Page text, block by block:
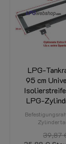
LPG-
95 cm
LPG-
39,87